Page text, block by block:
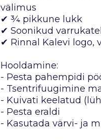
välimus
✔ ¾ pikkune lukk
✔ Soonikud
✔ Rinnal Kalevi logo,
Hooldamine:
- Pesta pahempidi
- Tsentrifuugimine
- Kuivati keelatud
- Pesta eraldi
- Kasutada värvi- ja